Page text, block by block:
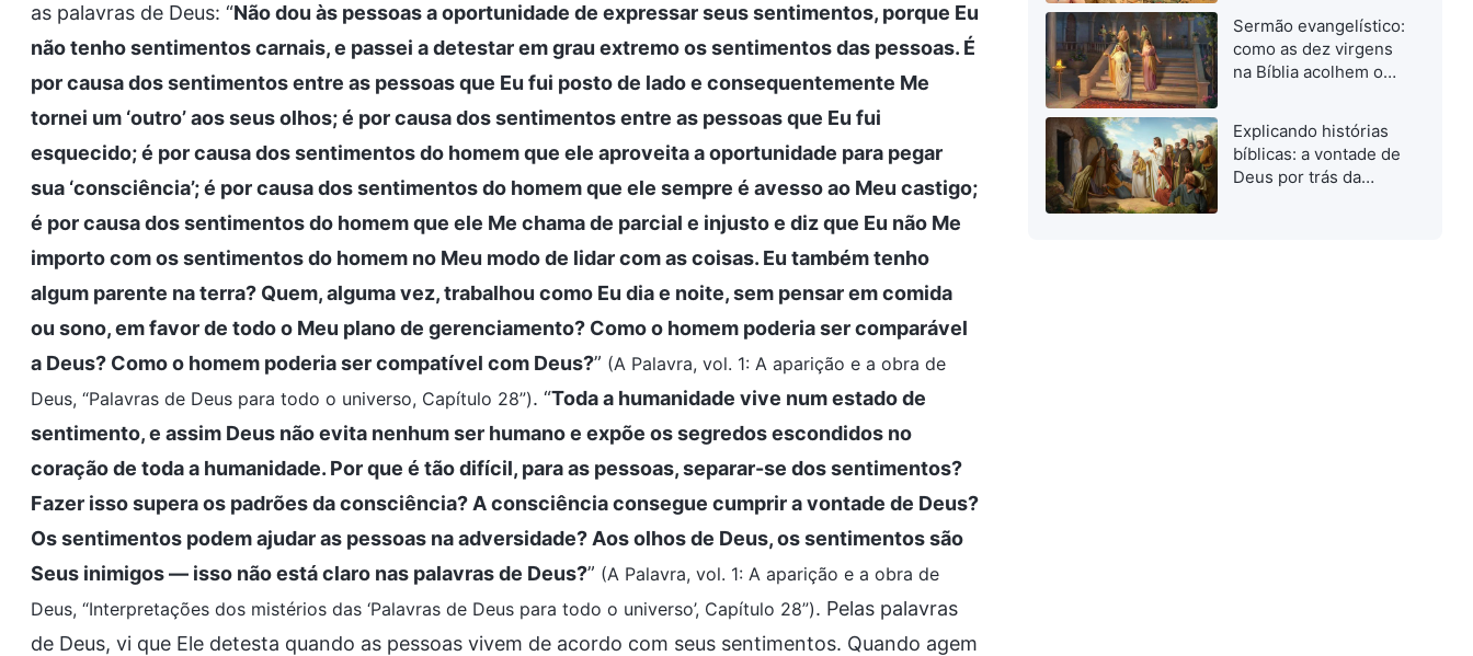
as palavras de Deus: “Não dou às pessoas a oportunidade de expressar seus sentimentos, porque Eu
não tenho sentimentos carnais, e passei a detestar em grau extremo os sentimentos das pessoas. É
por causa dos sentimentos entre as pessoas que Eu fui posto de lado e consequentemente Me
tornei um ‘outro’ aos seus olhos; é por causa dos sentimentos entre as pessoas que Eu fui
esquecido; é por causa dos sentimentos do homem que ele aproveita a oportunidade para pegar
sua ‘consciência’; é por causa dos sentimentos do homem que ele sempre é avesso ao Meu castigo;
é por causa dos sentimentos do homem que ele Me chama de parcial e injusto e diz que Eu não Me
importo com os sentimentos do homem no Meu modo de lidar com as coisas. Eu também tenho
algum parente na terra? Quem, alguma vez, trabalhou como Eu dia e noite, sem pensar em comida
ou sono, em favor de todo o Meu plano de gerenciamento? Como o homem poderia ser comparável
a Deus? Como o homem poderia ser compatível com Deus?” (A Palavra, vol. 1: A aparição e a obra de
Deus, “Palavras de Deus para todo o universo, Capítulo 28”). “Toda a humanidade vive num estado de
sentimento, e assim Deus não evita nenhum ser humano e expõe os segredos escondidos no
coração de toda a humanidade. Por que é tão difícil, para as pessoas, separar-se dos sentimentos?
Fazer isso supera os padrões da consciência? A consciência consegue cumprir a vontade de Deus?
Os sentimentos podem ajudar as pessoas na adversidade? Aos olhos de Deus, os sentimentos são
Seus inimigos — isso não está claro nas palavras de Deus?” (A Palavra, vol. 1: A aparição e a obra de
Deus, “Interpretações dos mistérios das ‘Palavras de Deus para todo o universo’, Capítulo 28”). Pelas palavras
de Deus, vi que Ele detesta quando as pessoas vivem de acordo com seus sentimentos. Quando agem
Deus
Sermão evangelístico:
como as dez virgens
na Bíblia acolhem o
Explicando histórias
bíblicas: a vontade de
Deus por trás da